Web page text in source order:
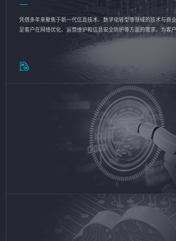
凭借多年来聚焦于新一代信息技术、数字化转型等领域的技术与商
足客户在网络优化、运营维护和信息安全防护等方面的需求，为客